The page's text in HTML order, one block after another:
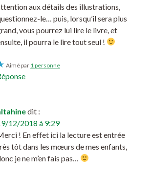
aux détails des illustrations,
le… puis, lorsqu’il sera plus
vous pourrez lui lire le livre, et
il pourra le lire tout seul !
Aimé par 1 personne
dit :
12/2018 à 9:29
! En effet ici la lecture est entrée
tôt dans les mœurs de mes enfants,
je ne m’en fais pas…